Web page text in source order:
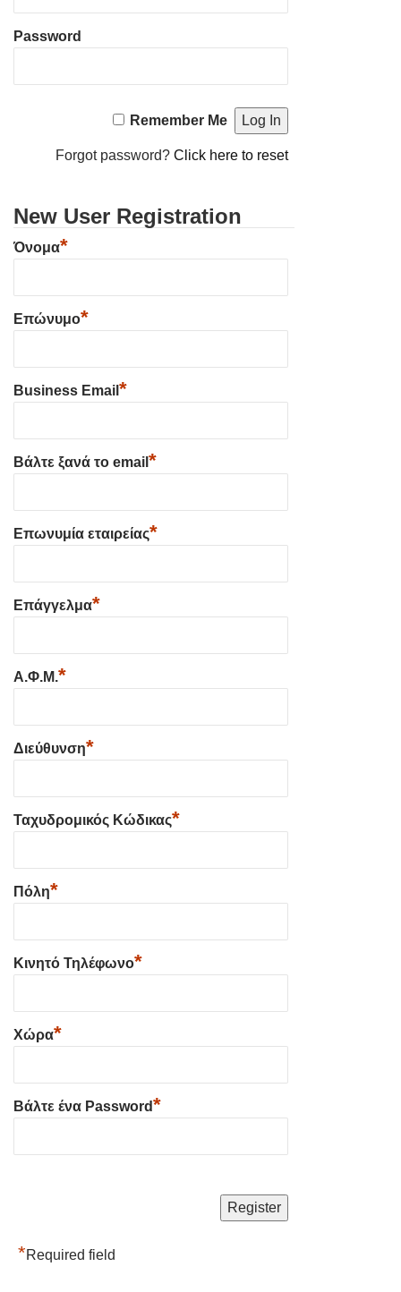
Password
Remember Me
Forgot password?Click here to reset
New User Registration
Όνομα*
Επώνυμο*
Business Email *
Βάλτε ξανά το email *
Επωνυμία εταιρείας*
Επάγγελμα*
Α.Φ.Μ.*
Διεύθυνση*
Ταχυδρομικός Κώδικας*
Πόλη*
Κινητό Τηλέφωνο*
Χώρα*
Βάλτε ένα Password*
*Required field